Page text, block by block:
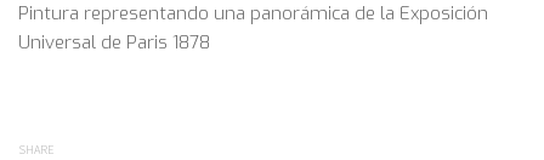
Pintura representando una panorámica de la Exposición
Universal de Paris 1878
SHARE